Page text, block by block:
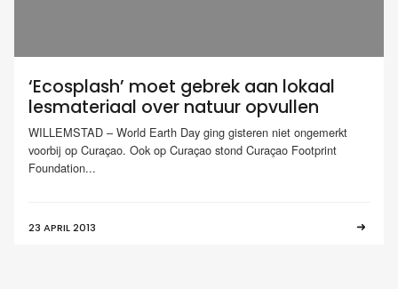
‘Ecosplash’ moet gebrek aan lokaal
lesmateriaal over natuur opvullen
WILLEMSTAD – World Earth Day ging gisteren niet ongemerkt
voorbij op Curaçao. Ook op Curaçao stond Curaçao Footprint
Foundation...
23 APRIL 2013